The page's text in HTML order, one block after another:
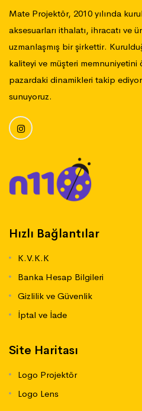
Mate Projektör, 2010 yılında
aksesuarları ithalatı, ihracatı ve
uzmanlaşmış bir şirkettir.
kaliteyi ve müşteri
pazardaki dinamikleri takip
sunuyoruz.
Hızlı Bağlantılar
K.V.K.K
Banka Hesap Bilgileri
Gizlilik ve Güvenlik
İptal ve İade
Site Haritası
Logo Projektör
Logo Lens